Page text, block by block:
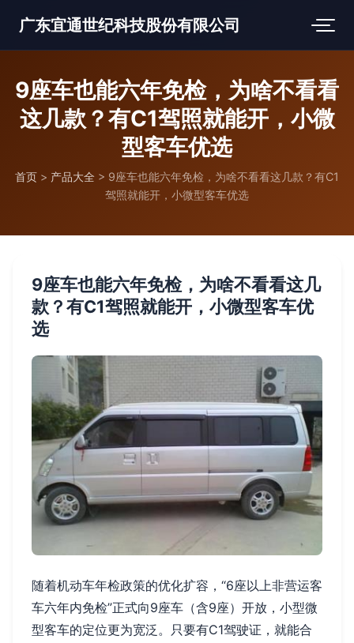
广东宜通世纪科技股份有限公司
9座车也能六年免检，为啥不看看
这几款？有C1驾照就能开，小微
型客车优选
首页 > 产品大全 > 9座车也能六年免检，为啥不看看这几款？有C1
驾照就能开，小微型客车优选
9座车也能六年免检，为啥不看看这几
款？有C1驾照就能开，小微型客车优
选
随着机动车年检政策的优化扩容，“6座以上非营运客
车六年内免检”正式向9座车（含9座）开放，小型微
型客车的定位更为宽泛。只要有C1驾驶证，就能合